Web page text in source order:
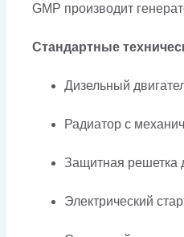
GMP производит
Стандартные
Дизельный
Радиатор с
Защитная решетка
Электрический